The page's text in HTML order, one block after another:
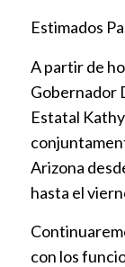
Estimados
A partir de
Gobernador
Estatal
Arizona
hasta el
con los